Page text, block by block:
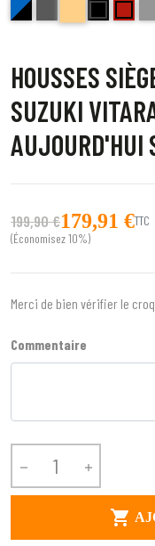
bleu et noir Delta
anthracite golf
beige bravo
noir centre
Rouge (
HOUSSES
SUZUKI
AUJOURD'HUI
199,90 €179,91 €TTC
(Économisez 10%)
Merci de bien vérifier le
Commentaire
 
